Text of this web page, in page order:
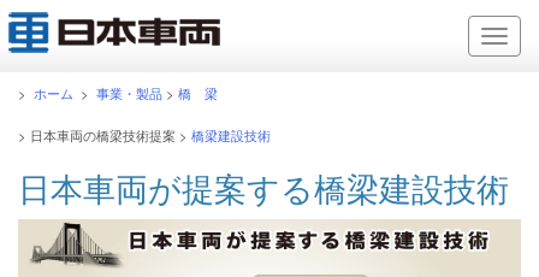
> ホーム > 事業・製品 > 橋 梁
> 日本車両の橋梁技術提案 > 橋梁建設技術
日本車両が提案する橋梁建設技術